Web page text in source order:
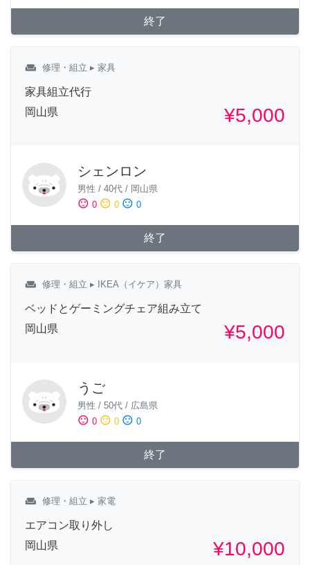
終了
weekend 修理・組立 ▸ 家具
家具組立代行
岡山県
¥5,000
シェンロン
男性 / 40代 / 岡山県
sentiment_satisfied 0 sentiment_neutral 0 sentiment_dissatisfied 0
終了
weekend 修理・組立 ▸ IKEA（イケア）家具
ベッドとゲーミングチェア組み立て
岡山県
¥5,000
うご
男性 / 50代 / 広島県
sentiment_satisfied 0 sentiment_neutral 0 sentiment_dissatisfied 0
終了
weekend 修理・組立 ▸ 家電
エアコン取り外し
岡山県
¥10,000